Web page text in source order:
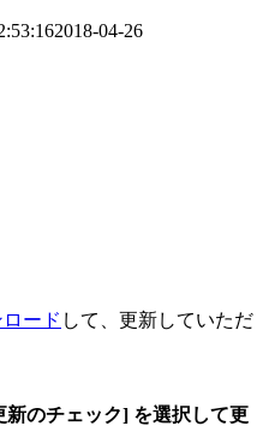
2018-04-26
ード して、更新していただ
のチェック] を選択して更